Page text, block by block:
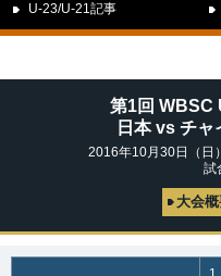
U-23/U-21記事
第1回 WBSC
日本 vs チャ
2016年10月30日（日
試
大会